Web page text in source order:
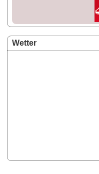
Wetter